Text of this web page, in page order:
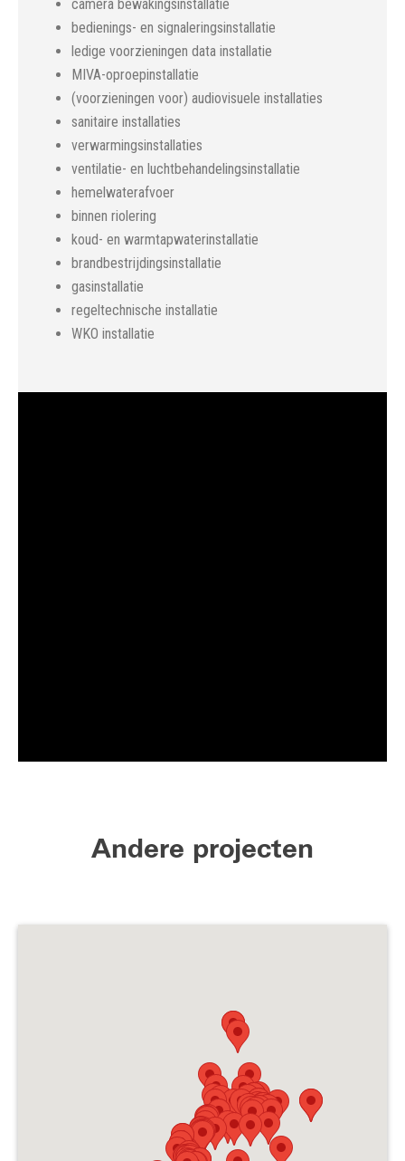
camera bewakingsinstallatie
bedienings- en signaleringsinstallatie
ledige voorzieningen data installatie
MIVA-oproepinstallatie
(voorzieningen voor) audiovisuele installaties
sanitaire installaties
verwarmingsinstallaties
ventilatie- en luchtbehandelingsinstallatie
hemelwaterafvoer
binnen riolering
koud- en warmtapwaterinstallatie
brandbestrijdingsinstallatie
gasinstallatie
regeltechnische installatie
WKO installatie
Andere projecten